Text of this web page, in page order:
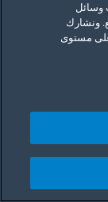
الشطف
الشطف
الغطاء
صوت
وسائل
ونشارك
على مستوى